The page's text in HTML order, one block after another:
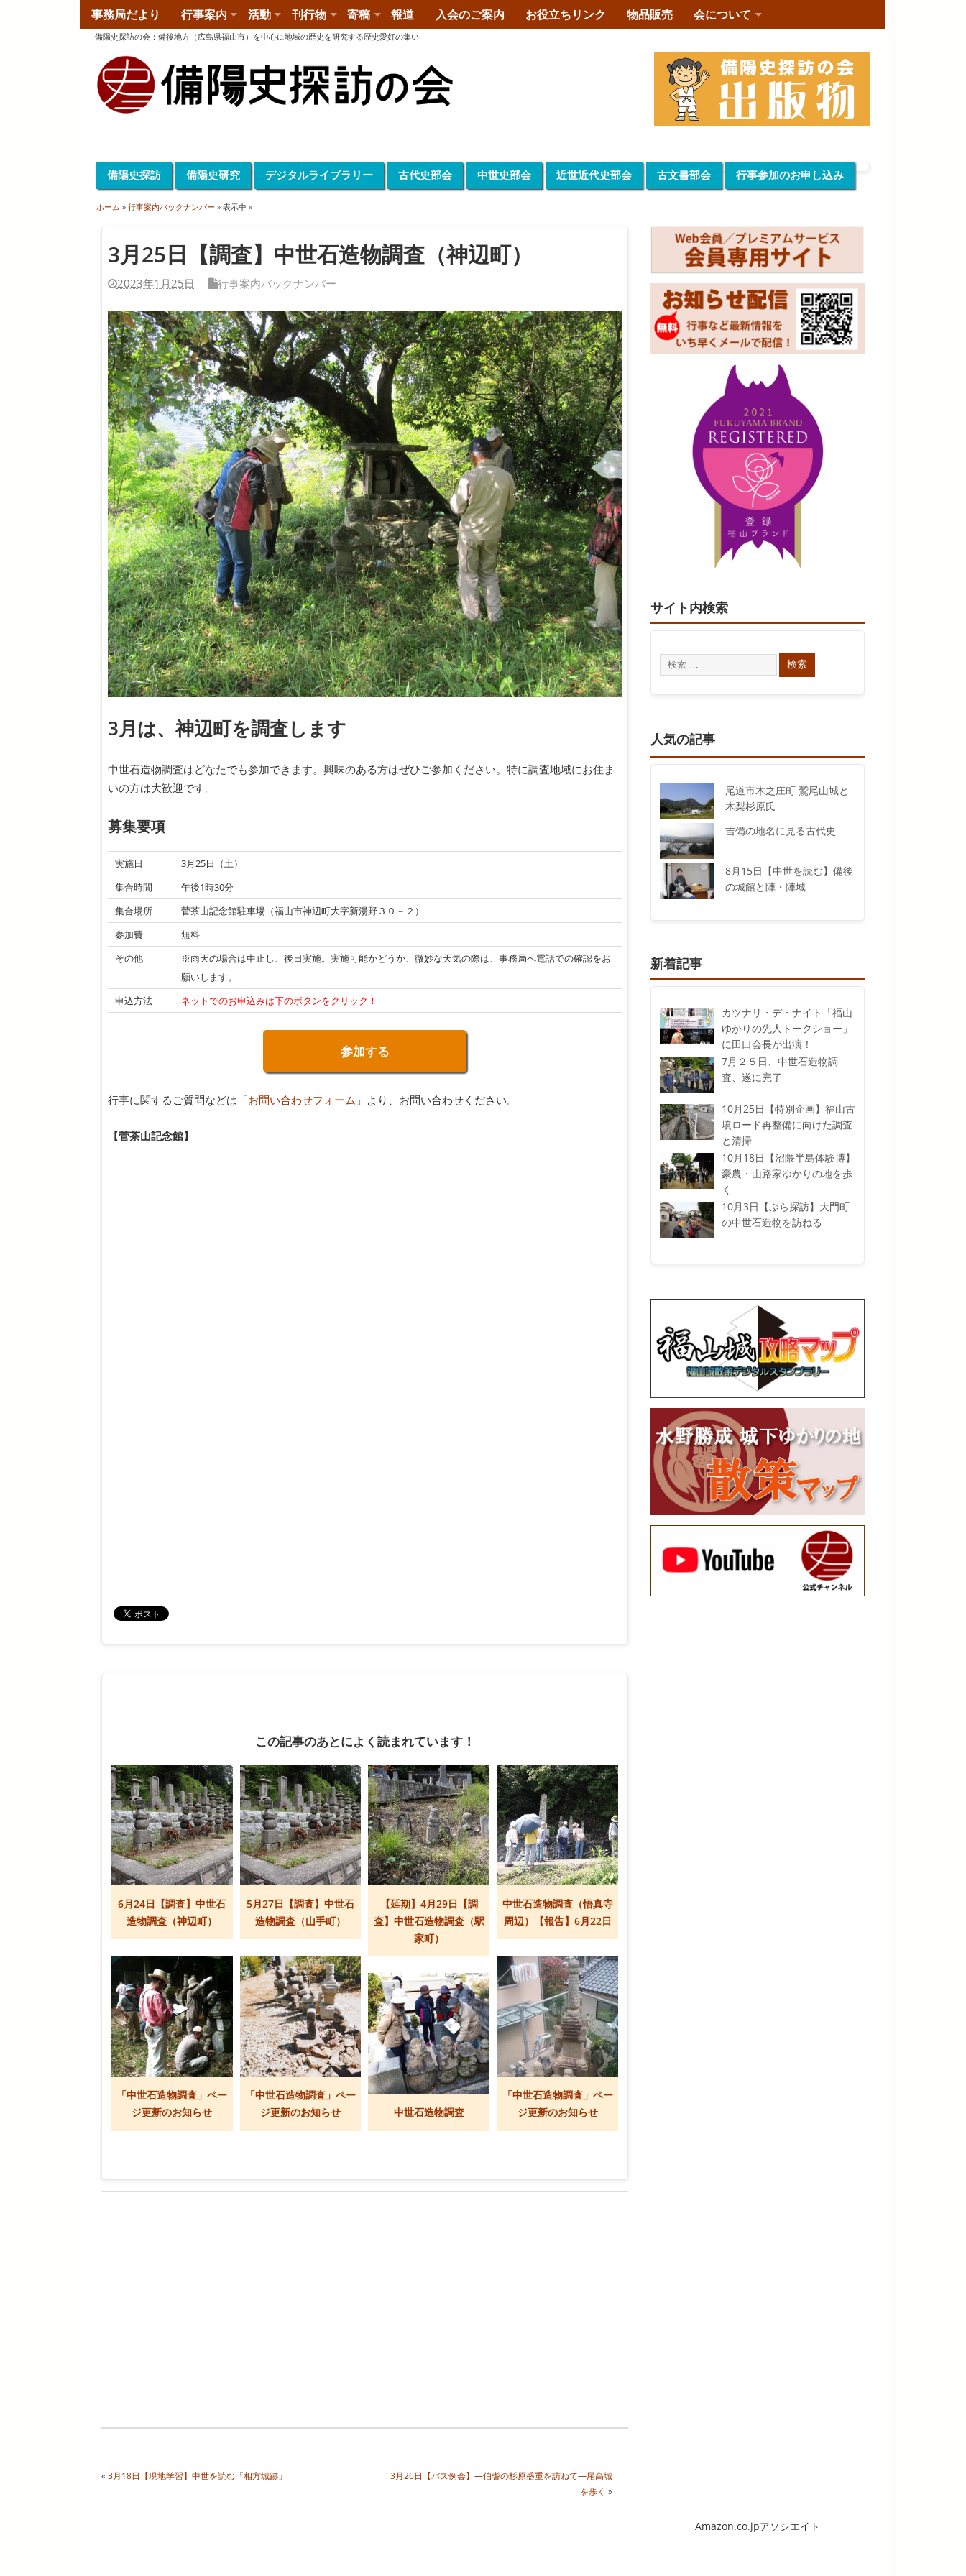
事務局だより 行事案内 活動 刊行物 寄稿 報道 入会のご案内 お役立ちリンク 物品販売 会について
備陽史探訪の会 ： 備後地方（広島県福山市）を中心に地域の歴史を研究する歴史愛好の集い
備陽史探訪 備陽史研究 デジタルライブラリー 古代史部会 中世史部会 近世近代史部会 古文書部会 行事参加のお申し込み
ホーム »行事案内バックナンバー » 表示中 »
3月25日【調査】中世石造物調査（神辺町）
2023年1月25日 行事案内バックナンバー
3月は、神辺町を調査します
中世石造物調査はどなたでも参加できます。興味のある方はぜひご参加ください。特に調査地域にお住ま
いの方は大歓迎です。
募集要項
実施日
3月25日（土）
集合時間
午後1時30分
集合場所
菅茶山記念館駐車場（福山市神辺町大字新湯野３０－２）
参加費
無料
その他
※雨天の場合は中止し、後日実施。実施可能かどうか、微妙な天気の際は、事務局へ電話での確認をお
願いします。
申込方法
ネットでのお申込みは下のボタンをクリック！
参加する
行事に関するご質問などは「お問い合わせフォーム 」より、お問い合わせください。
【菅茶山記念館】
この記事のあとによく読まれています！
6月24日【調査】中世石
造物調査（神辺町）
5月27日【調査】中世石
造物調査（山手町）
【延期】4月29日【調
査】中世石造物調査（駅
家町）
中世石造物調査（悟真寺
周辺）【報告】6月22日
「中世石造物調査」ペー
ジ更新のお知らせ
「中世石造物調査」ペー
ジ更新のお知らせ
「中世石造物調査」ペー
ジ更新のお知らせ
中世石造物調査
«3月18日【現地学習】中世を読む「相方城跡」
3月26日【バス例会】―伯耆の杉原盛重を訪ねて―尾高城
を歩く »
サイト内検索
人気の記事
尾道市木之庄町 鷲尾山城と
木梨杉原氏
吉備の地名に見る古代史
8月15日【中世を読む】備後
の城館と陣・陣城
新着記事
カツナリ・デ・ナイト「福山
ゆかりの先人トークショー」
に田口会長が出演！
7月２５日、中世石造物調
査、遂に完了
10月25日【特別企画】福山古
墳ロード再整備に向けた調査
と清掃
10月18日【沼隈半島体験博】
豪農・山路家ゆかりの地を歩
く
10月3日【ぶら探訪】大門町
の中世石造物を訪ねる
Amazon.co.jpアソシエイト